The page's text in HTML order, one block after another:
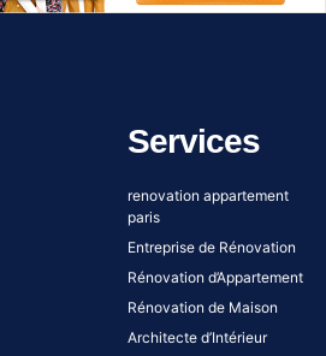
Services
renovation appartement
paris
Entreprise de Rénovation
Rénovation d’Appartement
Rénovation de Maison
Architecte d’Intérieur